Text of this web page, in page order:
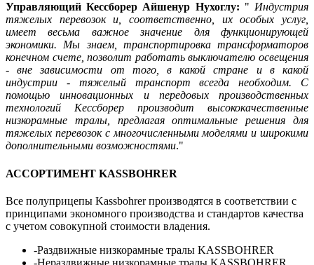
Управляющий Кессборер Айшенур Нухоглу: " Индустрия
тяжелых перевозок и, соответственно, их особых услуг,
имеет весьма важное значение для функционирующей
экономики. Мы знаем, транспортировка трансформаторов
конечном счете, позволит работать выключателю освещения
- вне зависимости от того, в какой стране и в какой
индустрии - тяжелый транспорт всегда необходим. С
помощью инновационных и передовых производственных
технологий Кессборер производит высококачественные
низкорамные тралы, предлагая оптимальные решения для
тяжелых перевозок с многочисленными моделями и широкими
дополнительными возможностями."
АССОРТИМЕНТ KASSBOHRER
Все полуприцепы Kassbohrer производятся в соответствии с
принципами экономного производства и стандартов качества
с учетом совокупной стоимости владения.
-Раздвижные низкорамные тралы KASSBOHRER
-Нераздвижные низкорамные тралы KASSBOHRER